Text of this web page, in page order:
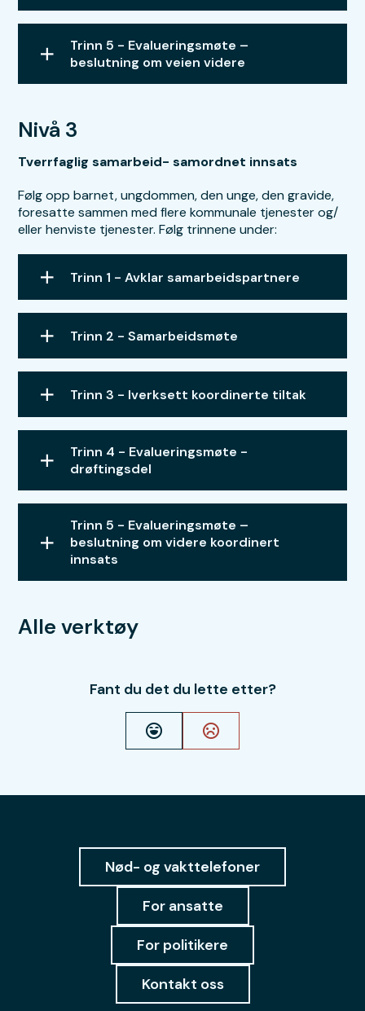
Trinn 5 - Evalueringsmøte –
beslutning om veien videre
Nivå 3
Tverrfaglig samarbeid- samordnet innsats
Følg opp barnet, ungdommen, den unge, den gravide,
foresatte sammen med flere kommunale tjenester og/
eller henviste tjenester. Følg trinnene under:
Trinn 1 - Avklar samarbeidspartnere
Trinn 2 - Samarbeidsmøte
Trinn 3 - Iverksett koordinerte tiltak
Trinn 4 - Evalueringsmøte -
drøftingsdel
Trinn 5 - Evalueringsmøte –
beslutning om videre koordinert
innsats
Alle verktøy
Fant du det du lette etter?
Ja Nei
Nød- og vakttelefoner
For ansatte
For politikere
Kontakt oss